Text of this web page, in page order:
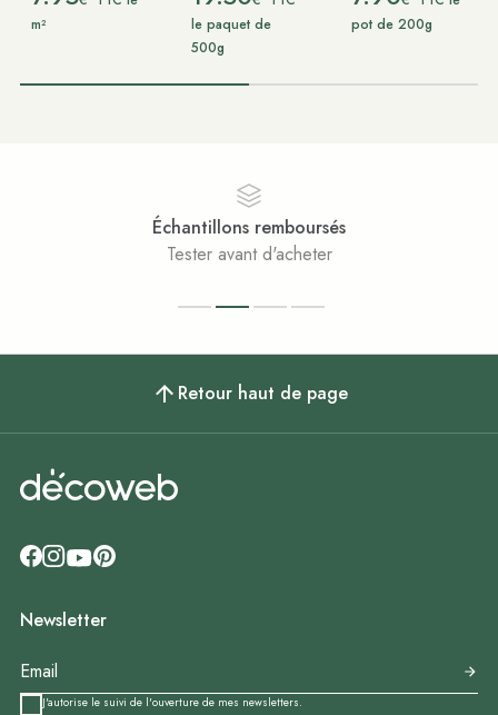
m²
le paquet de
500g
pot de 200g
Échantillons remboursés
Tester avant d'acheter
Retour haut de page
Newsletter
J'autorise le suivi de l'ouverture de mes newsletters.